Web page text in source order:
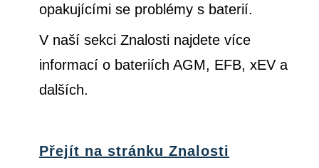
opakujícími se problémy s baterií.
V naší sekci Znalosti najdete více
informací o bateriích AGM, EFB, xEV a
dalších.
Přejít na stránku Znalosti